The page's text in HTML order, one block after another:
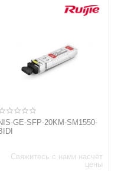
GE-SFP-20KM-SM1550-
Свяжитесь с нами насчёт
цены